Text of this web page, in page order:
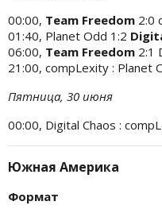
00:00, Team Freedom 2:0
01:40, Planet Odd 1:2
06:00, Team Freedom 2:1
21:00, compLexity : Planet
Пятница, 30 июня
00:00, Digital Chaos :
Южная Америка
Формат